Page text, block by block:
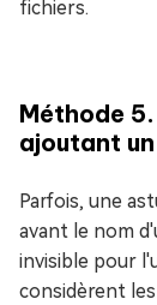
fichiers.
Méthode
ajoutant
Parfois, une
avant le nom
invisible pour
considèrent